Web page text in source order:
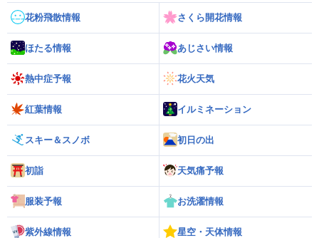
花粉飛散情報 さくら開花情報
ほたる情報 あじさい情報
熱中症予報 花火天気
紅葉情報 イルミネーション
スキー＆スノボ 初日の出
初詣 天気痛予報
服装予報 お洗濯情報
紫外線情報 星空・天体情報